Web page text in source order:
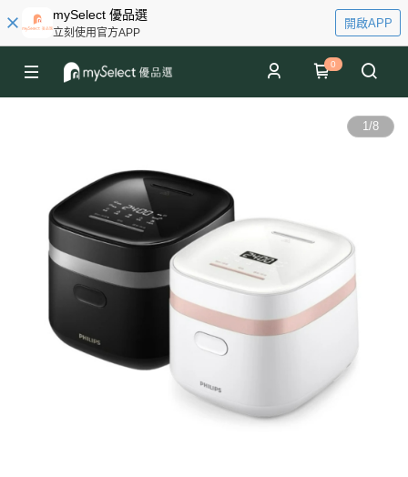
mySelect 優品選
立刻使用官方APP
開啟APP
0
1/8